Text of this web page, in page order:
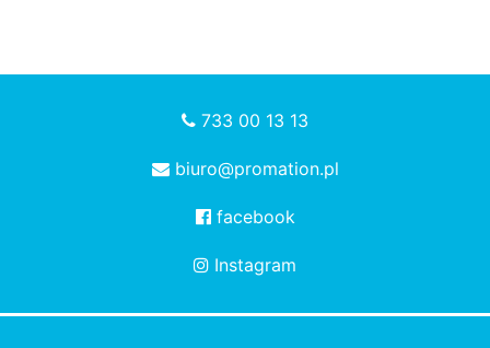
733 00 13 13
biuro@promation.pl
facebook
Instagram